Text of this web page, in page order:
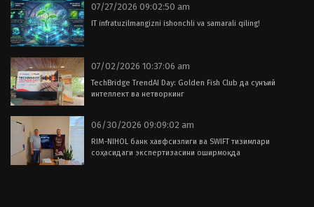
07/27/2026 09:02:50 am
IT infratuzilmangizni ishonchli va samarali qiling!
07/02/2026 10:37:06 am
TechBridge TrendAI Day: Golden Fish Club да сунъий
интеллект ва нетворкинг
06/30/2026 09:09:02 am
RIM-NIHOL банк хавфсизлиги ва SWIFT тизимлари
соҳасидаги экспертизасини оширмоқда